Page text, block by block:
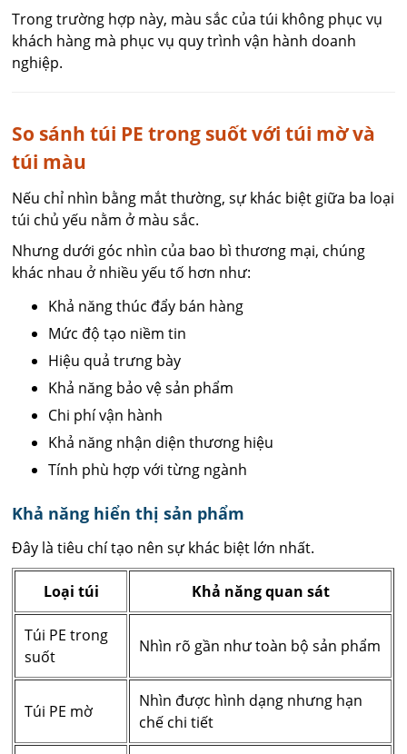
Trong trường hợp này, màu sắc của túi không phục vụ
khách hàng mà phục vụ quy trình vận hành doanh
nghiệp.
So sánh túi PE trong suốt với túi mờ và
túi màu
Nếu chỉ nhìn bằng mắt thường, sự khác biệt giữa ba loại
túi chủ yếu nằm ở màu sắc.
Nhưng dưới góc nhìn của bao bì thương mại, chúng
khác nhau ở nhiều yếu tố hơn như:
Khả năng thúc đẩy bán hàng
Mức độ tạo niềm tin
Hiệu quả trưng bày
Khả năng bảo vệ sản phẩm
Chi phí vận hành
Khả năng nhận diện thương hiệu
Tính phù hợp với từng ngành
Khả năng hiển thị sản phẩm
Đây là tiêu chí tạo nên sự khác biệt lớn nhất.
Loại túi Khả năng quan sát
Túi PE trong
suốt
Nhìn rõ gần như toàn bộ sản phẩm
Túi PE mờ
Nhìn được hình dạng nhưng hạn
chế chi tiết